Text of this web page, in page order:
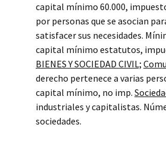
capital mínimo 60.000,
por personas que se asocian
satisfacer sus necesidades.
capital mínimo estatutos,
BIENES Y SOCIEDAD CIVIL;
derecho pertenece a varias
capital mínimo, no imp.
industriales y capitalistas.
sociedades.